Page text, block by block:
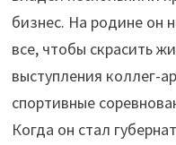
бизнес. На родине он
все, чтобы скрасить
выступления коллег-
спортивные
Когда он стал